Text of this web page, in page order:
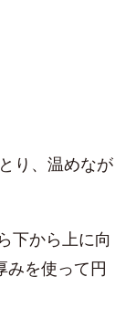
り、温めなが
下から上に向
みを使って円